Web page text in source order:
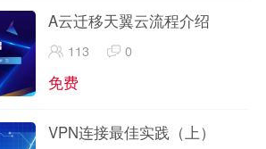
A云迁移天翼云流程介绍
113 0
免费
VPN连接最佳实践（上）